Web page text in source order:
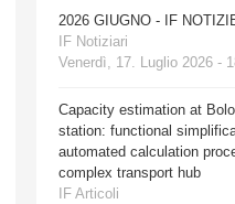
2026 GIUGNO - IF
IF Notiziari
Venerdì, 17. Luglio 2026 -
Capacity estimation at
station: functional
automated calculation
complex transport hub
IF Articoli